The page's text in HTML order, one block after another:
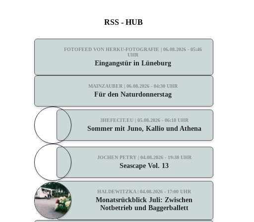
RSS - HUB
FOTOFEED VON HERKU-FOTOGRAFIE | 06.08.2026 - 05:46
UHR
Eingangstür in Lüneburg
MAINZAUBER | 06.08.2026 - 04:30 UHR
Für den Naturdonnerstag
3HEFECIT.EU | 05.08.2026 - 06:18 UHR
Sommer mit Juno, Kallio und Athena
JOCHEN PETRY | 04.08.2026 - 19:38 UHR
Seascape Vol. 13
HALDEWITZKA | 04.08.2026 - 17:00 UHR
Monatsrückblick Juli: Zwischen
Notbetrieb und Baggerballett